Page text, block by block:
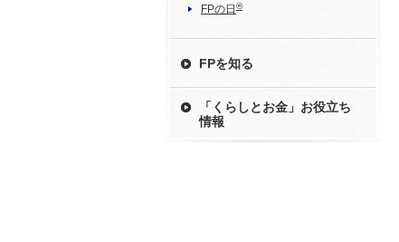
FPの日 ®
FPを知る
「くらしとお金」お役立ち
情報